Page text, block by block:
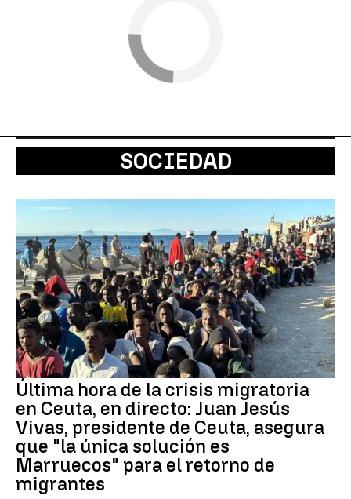
SOCIEDAD
Última hora de la crisis migratoria
en Ceuta, en directo: Juan Jesús
Vivas, presidente de Ceuta, asegura
que "la única solución es
Marruecos" para el retorno de
migrantes